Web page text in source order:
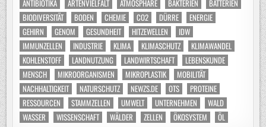
ANTIBIOTIKA ARTENVIELFALT ATMOSPHÄRE BAKTERIEN
BATTERIEN
BIODIVERSITÄT
BODEN CHEMIE CO2 DÜRRE
ENERGIE
GEHIRN
GENOM GESUNDHEIT HITZEWELLEN
IDW
IMMUNZELLEN
INDUSTRIE KLIMA KLIMASCHUTZ
KLIMAWANDEL
KOHLENSTOFF
LANDNUTZUNG LANDWIRTSCHAFT
LEBENSKUNDE
MENSCH
MIKROORGANISMEN MIKROPLASTIK
MOBILITÄT
NACHHALTIGKEIT
NATURSCHUTZ NEWZS.DE OTS
PROTEINE
RESSOURCEN
STAMMZELLEN UMWELT UNTERNEHMEN
WALD
WASSER
WISSENSCHAFT WÄLDER ZELLEN ÖKOSYSTEM ÖL